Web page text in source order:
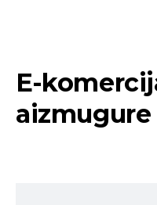
E-
aizmugure